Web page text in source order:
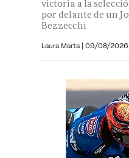
victoria a la
por delante de un
Bezzecchi
Laura Marta | 09/08/2026